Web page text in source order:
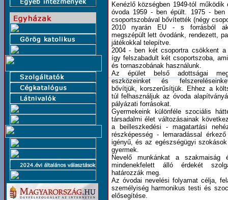
Kenézlő községben 1949-tól működik
óvoda 1959 - ben épült. 1975 - ben
csoportszobával bővítették (négy
2010 nyarán EU - s forrásból
megszépült lett óvodánk, rendezett,
játékokkal telepítve.
2004 - ben két csoportra csökkent a
így felszabadult két csoportszoba,
és tornaszobának használunk.
Az épület belső adottságai
eszközeinket és
bővítjük, korszerűsítjük. Ehhez a
túl felhasználjuk az óvoda
pályázati forrásokat.
Gyermekeink különféle szociális
társadalmi élet változásainak
a beilleszkedési - magatartási
részképesség - lemaradással
igényű, és az egészségügyi
gyermek.
Nevelő munkánkat a szakmaiság
mindenekfelett álló érdekét
határozzák meg.
Az óvodai nevelési folyamat célja,
személyiség harmonikus testi és
elősegítése.